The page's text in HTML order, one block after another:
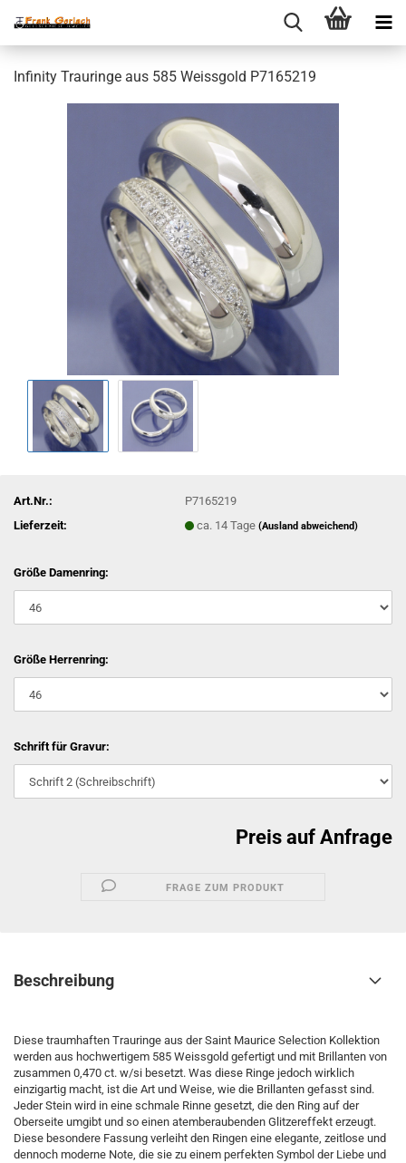
Infinity Trauringe aus 585 Weissgold P7165219
Art.Nr.:
P7165219
Lieferzeit:
ca. 14 Tage(Ausland abweichend)
Größe Damenring:
Größe Herrenring:
Schrift für Gravur:
Preis auf Anfrage
FRAGE ZUM PRODUKT
Beschreibung
Diese traumhaften Trauringe aus der Saint Maurice Selection Kollektion
werden aus hochwertigem 585 Weissgold gefertigt und mit Brillanten von
zusammen 0,470 ct. w/si besetzt. Was diese Ringe jedoch wirklich
einzigartig macht, ist die Art und Weise, wie die Brillanten gefasst sind.
Jeder Stein wird in eine schmale Rinne gesetzt, die den Ring auf der
Oberseite umgibt und so einen atemberaubenden Glitzereffekt erzeugt.
Diese besondere Fassung verleiht den Ringen eine elegante, zeitlose und
dennoch moderne Note, die sie zu einem perfekten Symbol der Liebe und